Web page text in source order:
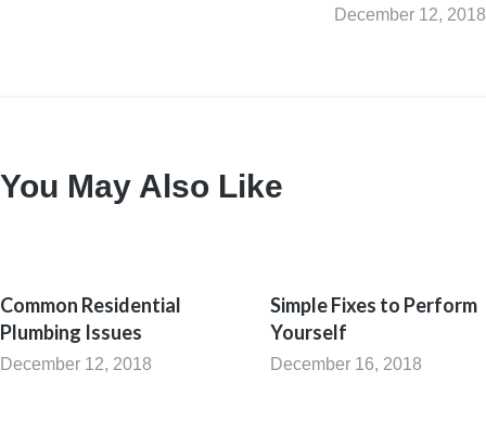
December 12, 2018
You May Also Like
Common Residential
Plumbing Issues
December 12, 2018
Simple Fixes to Perform
Yourself
December 16, 2018